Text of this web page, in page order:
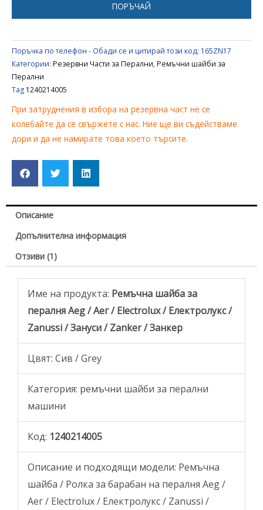
1240214005
ПОРЪЧАЙ
Поръчка по телефон - Обади се и цитирай този код: 165ZN17
Категории: Резервни Части за Перални,Ремъчни шайби за
Перални
Tag 1240214005
При затруднения в избора на резервна част не се
колебайте да се свържете с нас. Ние ще ви съдействаме
дори и да не намирате това което търсите.
Описание
Допълнителна информация
Отзиви (1)
Име на продукта: Ремъчна шайба за
пералня Aeg / Аег / Electrolux / Електролукс /
Zanussi / Зануси / Zanker / Занкер
Цвят: Сив / Grey
Категория: ремъчни шайби за перални
машини
Код: 1240214005
Описание и подходящи модели: Ремъчна
шайба / Ролка за барабан на пералня Aeg /
Аег / Electrolux / Електролукс / Zanussi /